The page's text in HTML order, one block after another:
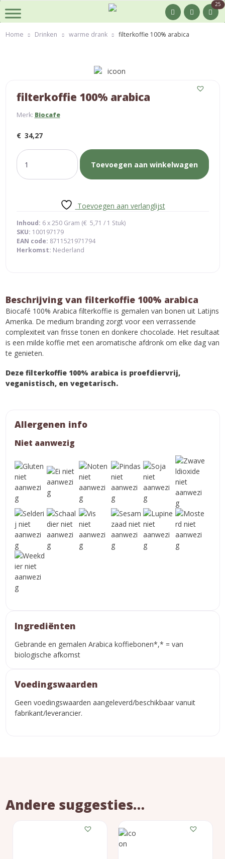
25
Home Drinken warme drank filterkoffie 100% arabica
filterkoffie 100% arabica
Merk: Biocafe
€ 34,27
filterkoffie
100%
arabica
Toevoegen aan winkelwagen
Toevoegen aan verlanglijst
Inhoud: 6 x 250 Gram (€ 5,71 / 1 Stuk)
SKU: 100197179
EAN code: 8711521971794
Herkomst: Nederland
Beschrijving van filterkoffie 100% arabica
Biocafé 100% Arabica filterkoffie is gemalen van bonen uit Latijns
Amerika. De medium branding zorgt voor een verrassende
complexiteit van frisse tonen en donkere chocolade. Het resultaat
is een milde koffie met een aromatische afdronk om elke dag van
te genieten.
Deze filterkoffie 100% arabica is proefdiervrij,
veganistisch, en vegetarisch.
Allergenen info
Niet aanwezig
Ingrediënten
Gebrande en gemalen Arabica koffiebonen*,* = van
biologische afkomst
Voedingswaarden
Geen voedingswaarden aangeleverd/beschikbaar vanuit
fabrikant/leverancier.
Andere suggesties…